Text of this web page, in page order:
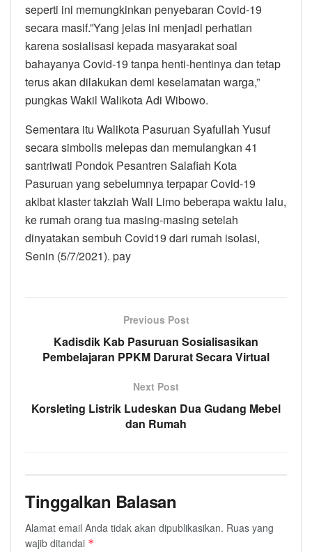
seperti ini memungkinkan penyebaran Covid-19
secara masif.”Yang jelas ini menjadi perhatian
karena sosialisasi kepada masyarakat soal
bahayanya Covid-19 tanpa henti-hentinya dan tetap
terus akan dilakukan demi keselamatan warga,”
pungkas Wakil Walikota Adi Wibowo.
Sementara itu Walikota Pasuruan Syafullah Yusuf
secara simbolis melepas dan memulangkan 41
santriwati Pondok Pesantren Salafiah Kota
Pasuruan yang sebelumnya terpapar Covid-19
akibat klaster takziah Wali Limo beberapa waktu lalu,
ke rumah orang tua masing-masing setelah
dinyatakan sembuh Covid19 dari rumah isolasi,
Senin (5/7/2021). pay
Previous Post
Kadisdik Kab Pasuruan Sosialisasikan
Pembelajaran PPKM Darurat Secara Virtual
Next Post
Korsleting Listrik Ludeskan Dua Gudang Mebel
dan Rumah
Tinggalkan Balasan
Alamat email Anda tidak akan dipublikasikan. Ruas yang
wajib ditandai *